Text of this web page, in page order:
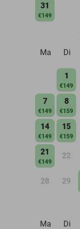
31
€149
Ma
Di
1
€149
7
€149
8
€159
14
€149
15
€159
21
€149
22
28 29
Ma
Di